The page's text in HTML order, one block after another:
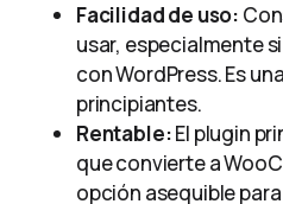
Facilidad de uso:
usar, especialmente
con WordPress. Es
principiantes.
Rentable:El plugin
que convierte a
opción asequible